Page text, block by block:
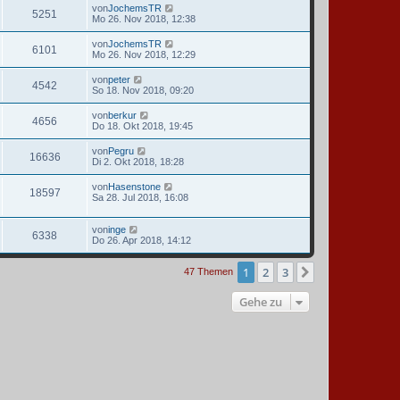
5251 vonJochemsTR
Mo 26. Nov 2018, 12:38
6101 vonJochemsTR
Mo 26. Nov 2018, 12:29
4542 vonpeter
So 18. Nov 2018, 09:20
4656 vonberkur
Do 18. Okt 2018, 19:45
16636 vonPegru
Di 2. Okt 2018, 18:28
18597 vonHasenstone
Sa 28. Jul 2018, 16:08
6338 voninge
Do 26. Apr 2018, 14:12
47 Themen 1 2 3
Gehe zu